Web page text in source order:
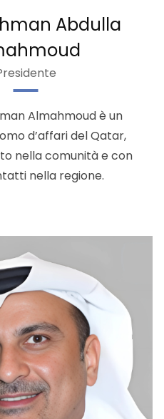
Abdulla
Almahmoud è un
d’affari del Qatar,
nella comunità e con
nella regione.